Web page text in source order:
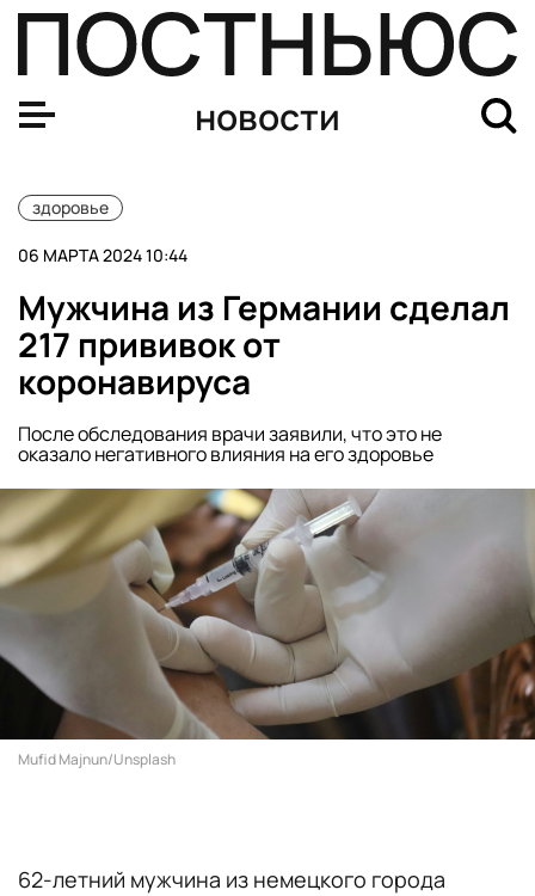
новости
здоровье
06 МАРТА 2024 10:44
Мужчина из Германии сделал
217 прививок от
коронавируса
После обследования врачи заявили, что это не
оказало негативного влияния на его здоровье
Mufid Majnun/Unsplash
62-летний мужчина из немецкого города
Глава ВОЗ заявил о неготовности мира к новой